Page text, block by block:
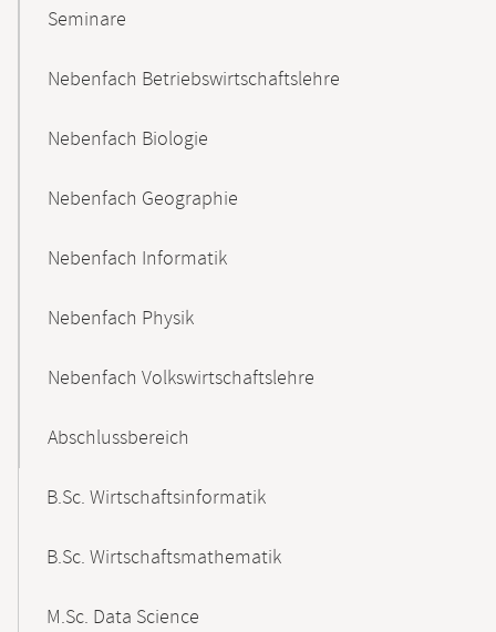
Seminare
Nebenfach Betriebswirtschaftslehre
Nebenfach Biologie
Nebenfach Geographie
Nebenfach Informatik
Nebenfach Physik
Nebenfach Volkswirtschaftslehre
Abschlussbereich
B.Sc. Wirtschaftsinformatik
B.Sc. Wirtschaftsmathematik
M.Sc. Data Science